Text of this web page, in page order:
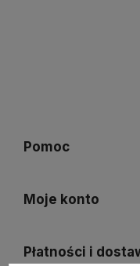
Pomoc
Moje konto
Płatności i